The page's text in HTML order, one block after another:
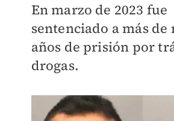
En marzo de 2023 fue
sentenciado a más de
años de prisión por
drogas.